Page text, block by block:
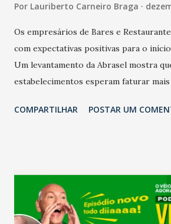
Por Lauriberto Carneiro Braga
Os empresários de Bares e
com expectativas positivas para o
Um levantamento da Abrasel mostra
estabelecimentos esperam faturar
relação ao último trimestre deste ano,
confraternizações de fim de ano e pelo
Salário para um número maior de
país tem a menor taxa de desemprego
COMPARTILHAR POSTAR UM